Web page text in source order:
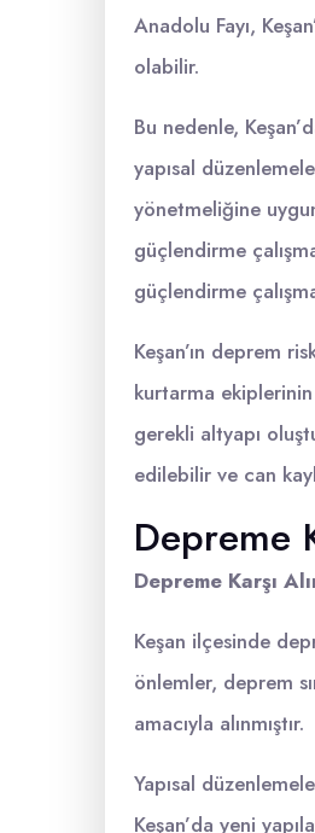
Anadolu Fayı,
olabilir.
Bu nedenle,
yapısal
yönetmeliğine
güçlendirme
güçlendirme
Keşan’ın deprem
kurtarma ekiplerinin
gerekli altyapı
edilebilir ve can
Depreme
Depreme Karşı
Keşan ilçesinde
önlemler, deprem
amacıyla alınmıştır.
Yapısal
Keşan’da yeni